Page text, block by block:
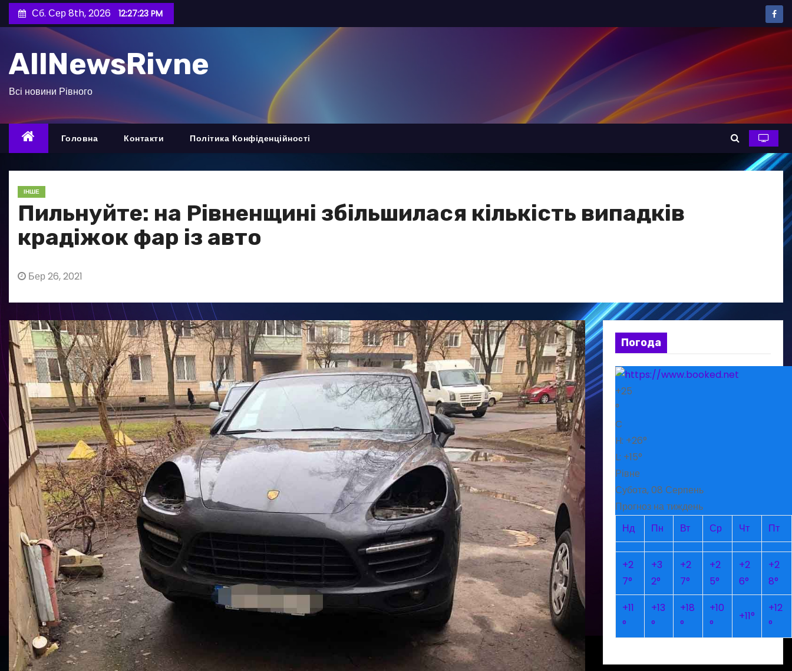
е
д
Сб. Сер 8th, 2026 12:27:24 PM
AllNewsRivne
Всі новини Рівного
Головна Контакти Політика Конфіденційності
ІНШЕ
Пильнуйте: на Рівненщині збільшилася кількість випадків
крадіжок фар із авто
Бер 26, 2021
Погода
+25
°
C
H: +26°
L: +15°
Рівне
Субота, 08 Серпень
Прогноз на тиждень
Нд
Пн Вт Ср Чт Пт
+2
7°
+3
2°
+2
7°
+2
5°
+2
6°
+2
8°
+11
°
+13
°
+18
°
+10
°
+11°
+12
°